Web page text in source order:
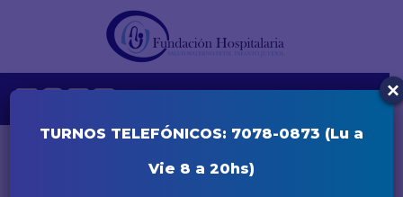
TURNOS TELEFÓNICOS: 7078-0873 (Lu a
Vie 8 a 20hs)
×